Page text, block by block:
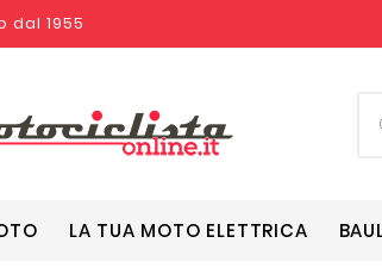
dal 1955
LA TUA MOTO ELETTRICA